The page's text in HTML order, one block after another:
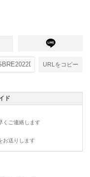
URLをコピー
ド
くご連絡します
お送りします